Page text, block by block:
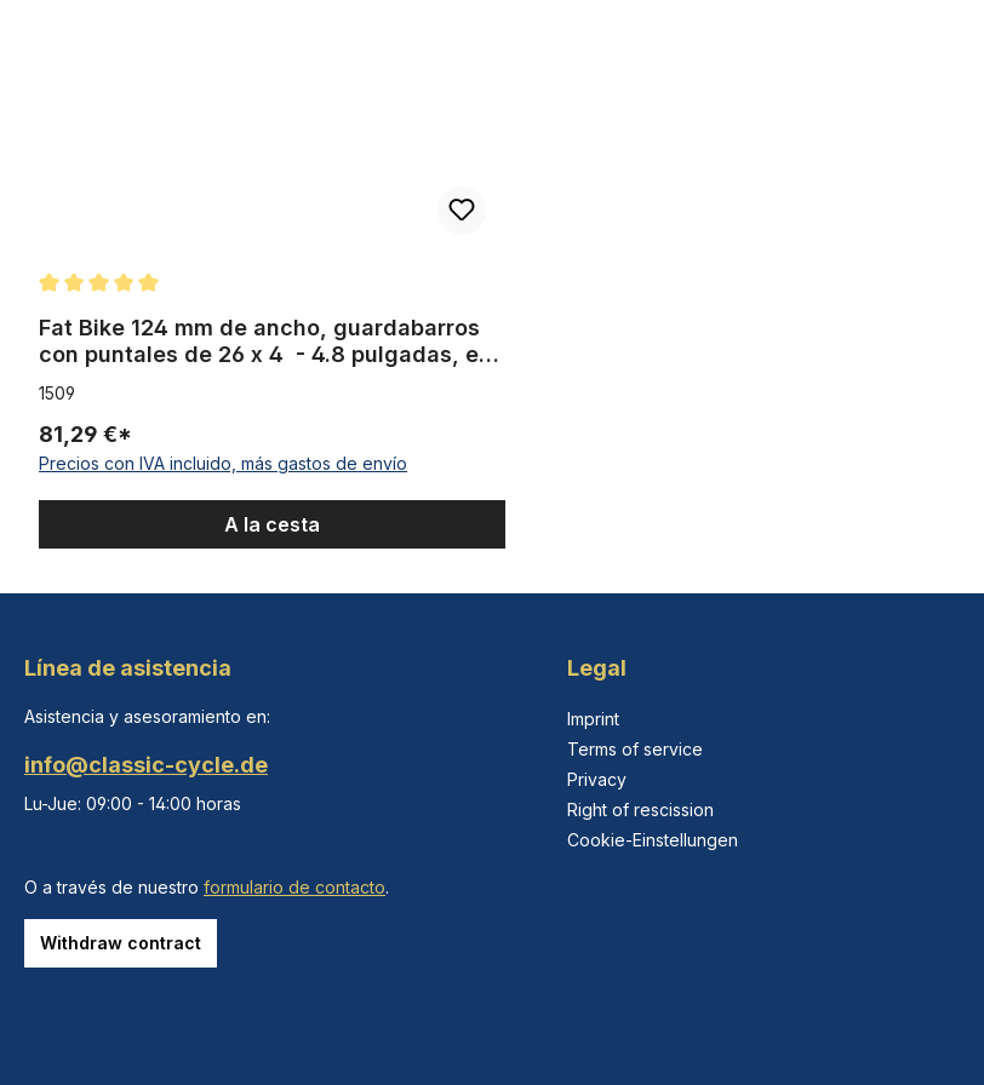
Fat Bike 124 mm de ancho, guardabarros
con puntales de 26 x 4 - 4.8 pulgadas, en
negro mate
1509
81,29 €*
Precios con IVA incluido, más gastos de envío
A la cesta
Línea de asistencia
Asistencia y asesoramiento en:
info@classic-cycle.de
Lu-Jue: 09:00 - 14:00 horas
O a través de nuestro formulario de contacto.
Withdraw contract
Legal
Imprint
Terms of service
Privacy
Right of rescission
Cookie-Einstellungen